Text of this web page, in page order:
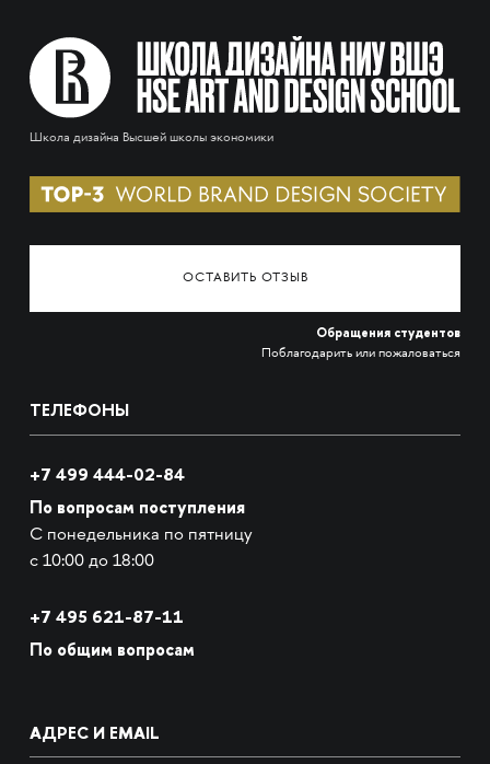
Школа дизайна Высшей школы экономики
ОСТАВИТЬ ОТЗЫВ
Обращения студентов
Поблагодарить или пожаловаться
ТЕЛЕФОНЫ
+7 499 444-02-84
По вопросам поступления
С понедельника по пятницу
с 10:00 до 18:00
+7 495 621-87-11
По общим вопросам
АДРЕС И EMAIL